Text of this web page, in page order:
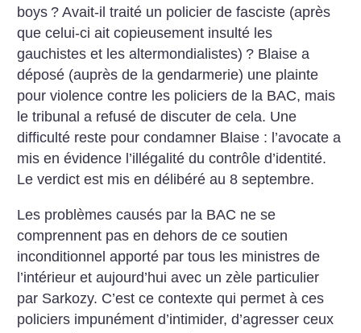
boys ? Avait-il traité un policier de fasciste (après
que celui-ci ait copieusement insulté les
gauchistes et les altermondialistes) ? Blaise a
déposé (auprès de la gendarmerie) une plainte
pour violence contre les policiers de la BAC, mais
le tribunal a refusé de discuter de cela. Une
difficulté reste pour condamner Blaise : l’avocate a
mis en évidence l’illégalité du contrôle d’identité.
Le verdict est mis en délibéré au 8 septembre.
Les problèmes causés par la BAC ne se
comprennent pas en dehors de ce soutien
inconditionnel apporté par tous les ministres de
l’intérieur et aujourd’hui avec un zèle particulier
par Sarkozy. C’est ce contexte qui permet à ces
policiers impunément d’intimider, d’agresser ceux